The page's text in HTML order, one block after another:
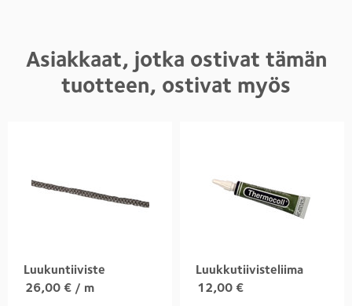
Asiakkaat, jotka ostivat tämän
tuotteen, ostivat myös
Luukuntiiviste
26,00 € / m
Luukkutiivisteliima
12,00 €